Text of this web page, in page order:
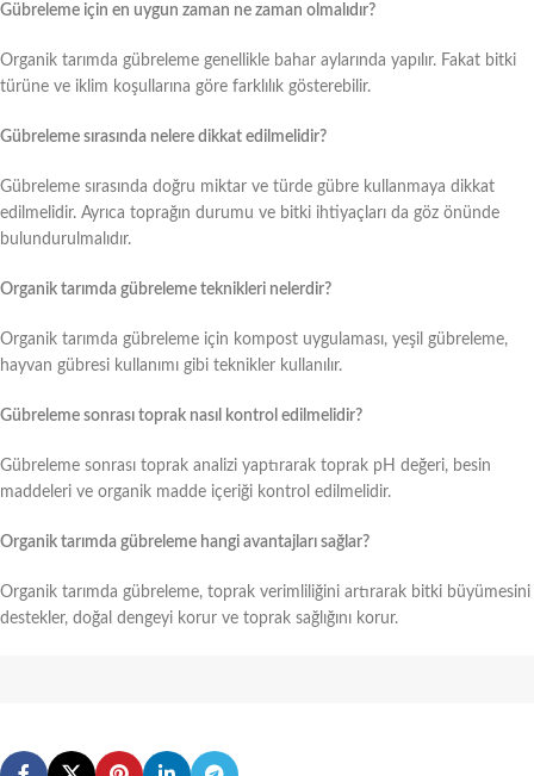
Gübreleme için en uygun zaman ne zaman olmalıdır?
Organik tarımda gübreleme genellikle bahar aylarında yapılır. Fakat bitki
türüne ve iklim koşullarına göre farklılık gösterebilir.
Gübreleme sırasında nelere dikkat edilmelidir?
Gübreleme sırasında doğru miktar ve türde gübre kullanmaya dikkat
edilmelidir. Ayrıca toprağın durumu ve bitki ihtiyaçları da göz önünde
bulundurulmalıdır.
Organik tarımda gübreleme teknikleri nelerdir?
Organik tarımda gübreleme için kompost uygulaması, yeşil gübreleme,
hayvan gübresi kullanımı gibi teknikler kullanılır.
Gübreleme sonrası toprak nasıl kontrol edilmelidir?
Gübreleme sonrası toprak analizi yaptırarak toprak pH değeri, besin
maddeleri ve organik madde içeriği kontrol edilmelidir.
Organik tarımda gübreleme hangi avantajları sağlar?
Organik tarımda gübreleme, toprak verimliliğini artırarak bitki büyümesini
destekler, doğal dengeyi korur ve toprak sağlığını korur.